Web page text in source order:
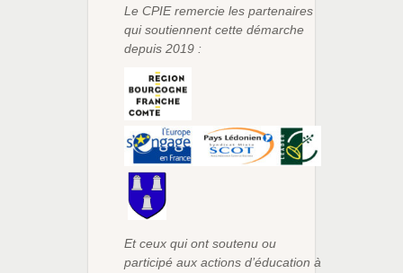
Le CPIE remercie les partenaires
qui soutiennent cette démarche
depuis 2019 :
Et ceux qui ont soutenu ou
participé aux actions d’éducation à